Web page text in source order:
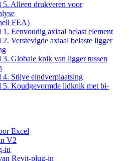
5. Alleen drukveren voor
FEA)
1. Eenvoudig axiaal belast element
2. Verstevigde axiaal belaste ligger
3. Globale knik van ligger tussen
4. Stijve eindverplaatsing
5. Koudgevormde lidknik met bi-
Excel
V2
in
Revit-plug-in